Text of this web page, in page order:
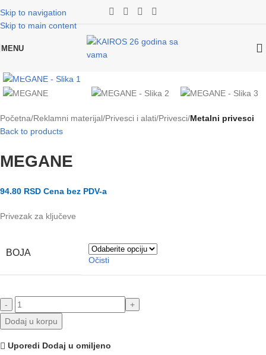
Skip to navigation
Skip to main content
MENU
Početna Reklamni materijal Privesci i alati Privesci Metalni privesci
Back to products
MEGANE
94.80 RSD Cena bez PDV-a
Privezak za ključeve
BOJA
Očisti
Dodaj u korpu
Uporedi Dodaj u omiljeno